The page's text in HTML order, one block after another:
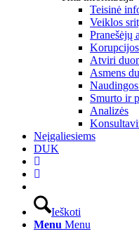
Teisinė
Veiklos
Pranešėjų
Atviri
Asmens
Smurto ir
Analizės
Neįgaliesiems
DUK
Ieškoti
Menu Menu